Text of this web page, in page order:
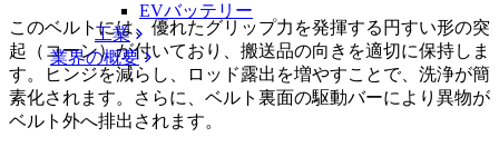
EVバッテリー
工業
業界の概要
このベルトには、優れたグリップ力を発揮する円すい形の突
起（コーン）が付いており、搬送品の向きを適切に保持しま
す。ヒンジを減らし、ロッド露出を増やすことで、洗浄が簡
素化されます。さらに、ベルト裏面の駆動バーにより異物が
ベルト外へ排出されます。